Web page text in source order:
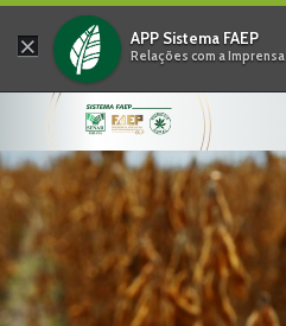
× APP Sistema FAEP
Relações com a Imprensa